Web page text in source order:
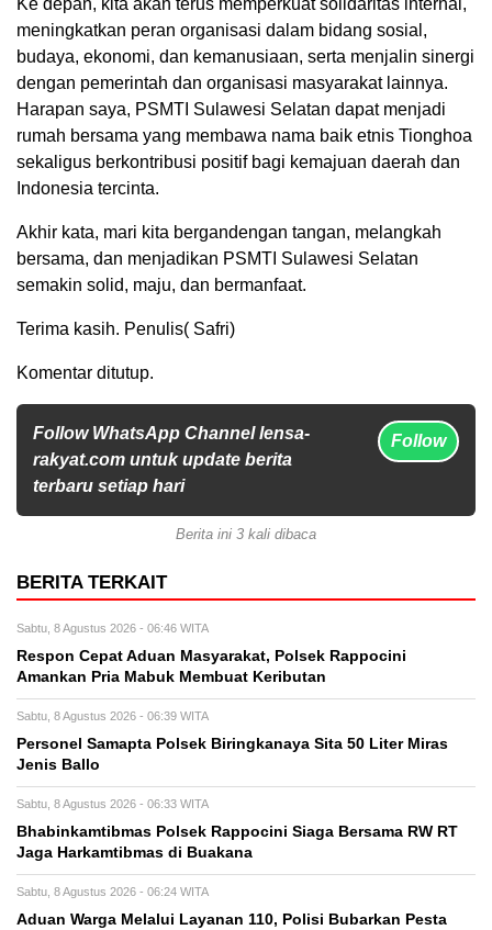
meningkatkan peran organisasi dalam bidang sosial,
budaya, ekonomi, dan kemanusiaan, serta menjalin sinergi
dengan pemerintah dan organisasi masyarakat lainnya.
Harapan saya, PSMTI Sulawesi Selatan dapat menjadi
rumah bersama yang membawa nama baik etnis Tionghoa
sekaligus berkontribusi positif bagi kemajuan daerah dan
Indonesia tercinta.
Akhir kata, mari kita bergandengan tangan, melangkah
bersama, dan menjadikan PSMTI Sulawesi Selatan
semakin solid, maju, dan bermanfaat.
Terima kasih. Penulis( Safri)
Komentar ditutup.
Follow WhatsApp Channel lensa-
rakyat.com untuk update berita
terbaru setiap hari
Follow
Berita ini 3 kali dibaca
BERITA TERKAIT
Sabtu, 8 Agustus 2026 - 06:46 WITA
Respon Cepat Aduan Masyarakat, Polsek Rappocini
Amankan Pria Mabuk Membuat Keributan
Sabtu, 8 Agustus 2026 - 06:39 WITA
Personel Samapta Polsek Biringkanaya Sita 50 Liter Miras
Jenis Ballo
Sabtu, 8 Agustus 2026 - 06:33 WITA
Bhabinkamtibmas Polsek Rappocini Siaga Bersama RW RT
Jaga Harkamtibmas di Buakana
Sabtu, 8 Agustus 2026 - 06:24 WITA
Aduan Warga Melalui Layanan 110, Polisi Bubarkan Pesta